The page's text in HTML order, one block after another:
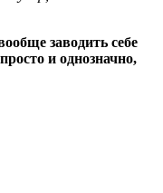
заводить себе
и однозначно,